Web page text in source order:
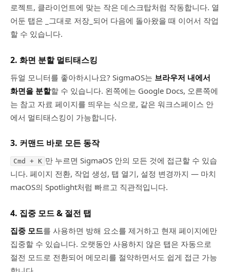
로젝트, 클라이언트에 맞는 작은 데스크탑처럼 작동합니다. 열
어둔 탭은 _그대로 저장_되어 다음에 돌아왔을 때 이어서 작업
할 수 있습니다.
2. 화면 분할 멀티태스킹
듀얼 모니터를 좋아하시나요? SigmaOS는 브라우저 내에서
화면을 분할할 수 있습니다. 왼쪽에는 Google Docs, 오른쪽에
는 참고 자료 페이지를 띄우는 식으로, 같은 워크스페이스 안
에서 멀티태스킹이 가능합니다.
3. 커맨드 바로 모든 동작
Cmd + K 만 누르면 SigmaOS 안의 모든 것에 접근할 수 있습
니다. 페이지 전환, 작업 생성, 탭 열기, 설정 변경까지 — 마치
macOS의 Spotlight처럼 빠르고 직관적입니다.
4. 집중 모드 & 절전 탭
집중 모드를 사용하면 방해 요소를 제거하고 현재 페이지에만
집중할 수 있습니다. 오랫동안 사용하지 않은 탭은 자동으로
절전 모드로 전환되어 메모리를 절약하면서도 쉽게 접근 가능